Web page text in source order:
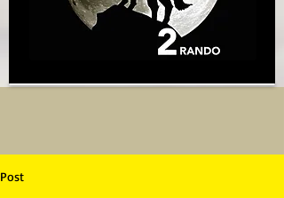
Post